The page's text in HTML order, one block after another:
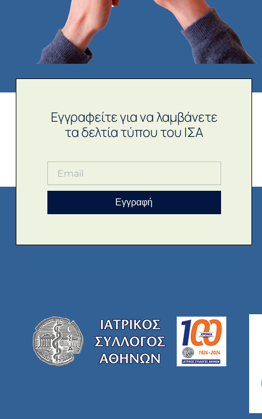
Εγγραφείτε για να λαμβάνετε
τα δελτία τύπου του ΙΣΑ
Εγγραφή